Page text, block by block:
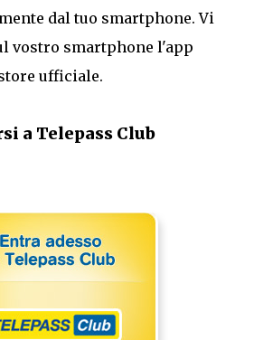
dal tuo smartphone. Vi
vostro smartphone l'app
ufficiale.
a Telepass Club